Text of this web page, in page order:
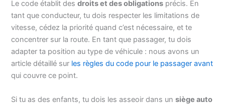
Le code établit desdroits et des obligations précis. En
tant que conducteur, tu dois respecter les limitations de
vitesse, cédez la priorité quand c’est nécessaire, et te
concentrer sur la route. En tant que passager, tu dois
adapter ta position au type de véhicule : nous avons un
article détaillé sur les règles du code pour le passager avant
qui couvre ce point.
Si tu as des enfants, tu dois les asseoir dans unsiège auto